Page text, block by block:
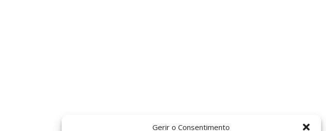
Gerir o Consentimento